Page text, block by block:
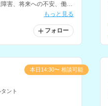
害、将来への不安、働き
もっと見る
フォロー
ント
本日14:30〜 相談可能